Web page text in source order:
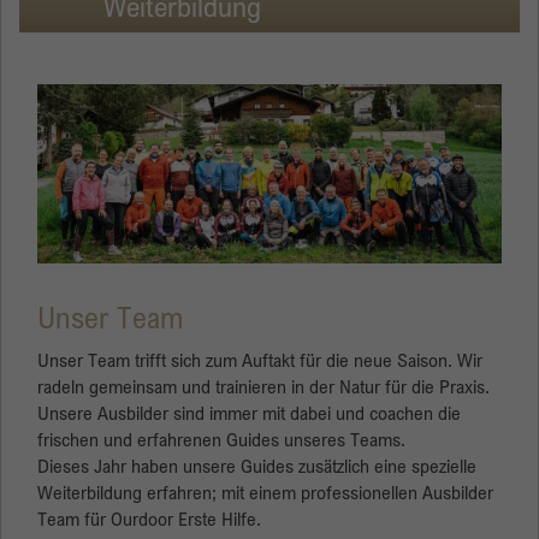
Unser Team
Unser Team trifft sich zum Auftakt für die neue Saison. Wir
radeln gemeinsam und trainieren in der Natur für die Praxis.
Unsere Ausbilder sind immer mit dabei und coachen die
frischen und erfahrenen Guides unseres Teams.
Dieses Jahr haben unsere Guides zusätzlich eine spezielle
Weiterbildung erfahren; mit einem professionellen Ausbilder
Team für Ourdoor Erste Hilfe.
Anbieter ULPtours
Laufzeit 1 Jahr
Zweck
Besucher müssen gefragt werden, ob sie der
Verwendung von Cookies zustimmen. Diese
Entscheidung wird gespeichert.
Statistik-Cookies helfen Webseiten-Besitzern zu verstehen, wie
Besucher mit Webseiten interagieren, indem Informationen anonym
gesammelt und gemeldet werden.
Name _ga
Anbieter Google
Zweck
installiert. Das Cookie wird verwendet, um
Besucher-, Sitzungs- und Kampagnendaten zu
berechnen und die Nutzung der Website für
den Analysebericht der Website zu verfolgen.
Die Cookies speichern Informationen anonym
und weisen eine zufällig generierte Nummer
zu, um eindeutige Besucher zu identifizieren.
Cookie-Informationen anzeigen